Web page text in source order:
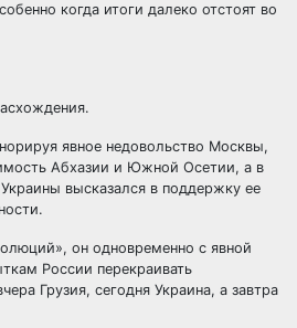
когда итоги далеко отстоят во
явное недовольство Москвы,
Абхазии и Южной Осетии, а в
высказался в поддержку ее
он одновременно с явной
России перекраивать
Грузия, сегодня Украина, а завтра